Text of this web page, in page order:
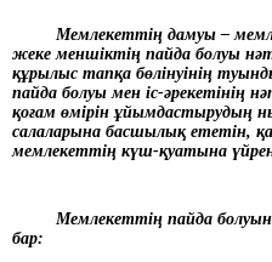
Мемлекеттің дамуы –
жеке меншіктің пайда болуы
құрылыс тапқа бөлінуінің
пайда болуы мен іс-әрекетінің
қоғам өмірін ұйымдастырудың
салаларына басшылық ететін,
мемлекеттің күш-қуатына
Мемлекеттің пайда
бар: